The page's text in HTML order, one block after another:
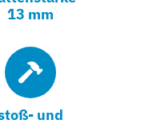
13 mm
und